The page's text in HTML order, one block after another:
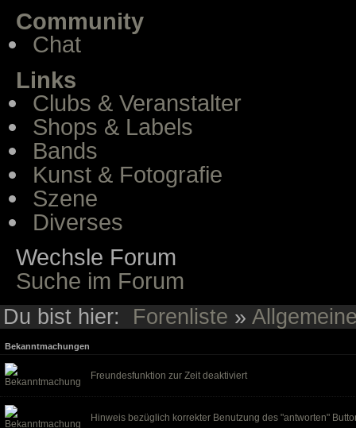
Community
Chat
Links
Clubs & Veranstalter
Shops & Labels
Bands
Kunst & Fotografie
Szene
Diverses
Wechsle Forum
Suche im Forum
Du bist hier: Forenliste »
Bekanntmachungen
Freundesfunktion zur Zeit deaktiviert
Hinweis bezüglich korrekter Benutzung des "antworten"